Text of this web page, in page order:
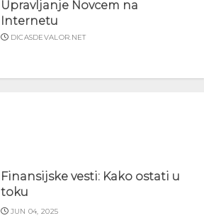
Upravljanje Novcem na
Internetu
DICASDEVALOR.NET
Finansijske vesti: Kako ostati u
toku
JUN 04, 2025